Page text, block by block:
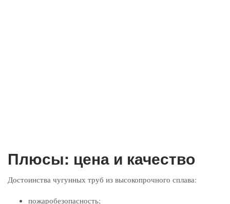
Плюсы: цена и качество
Достоинства чугунных труб из высокопрочного сплава:
пожаробезопасность;